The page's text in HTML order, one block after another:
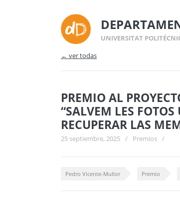
UNIVERSITAT
← ver todas
PREMIO AL
“SALVEM LES
RECUPERAR LAS
25 septiembre, 2025 / Premios /
Pedro Vicente-Mullor Premio